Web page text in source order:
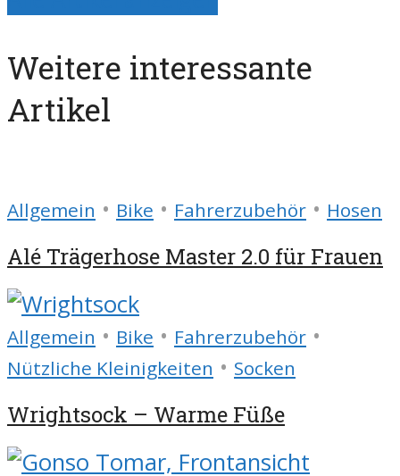
Weitere interessante
Artikel
Allgemein • Bike • Fahrerzubehör • Hosen
Alé Trägerhose Master 2.0 für Frauen
Allgemein • Bike • Fahrerzubehör •
Nützliche Kleinigkeiten • Socken
Wrightsock – Warme Füße